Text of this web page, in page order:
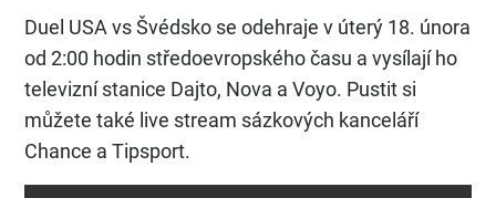
Duel USA vs Švédsko se odehraje v úterý 18. února
od 2:00 hodin středoevropského času a vysílají ho
televizní stanice Dajto, Nova a Voyo. Pustit si
můžete také live stream sázkových kanceláří
Chance a Tipsport.